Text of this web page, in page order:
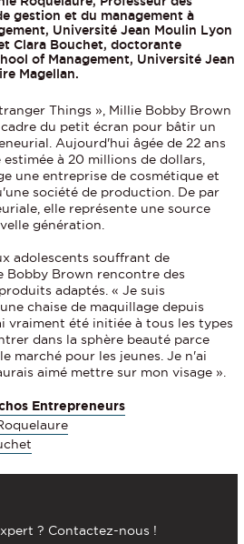
gestion et du management à
Université Jean Moulin Lyon
Clara Bouchet, doctorante
of Management, Université Jean
Magellan.
Things », Millie Bobby Brown
du petit écran pour bâtir un
Aujourd'hui âgée de 22 ans
à 20 millions de dollars,
une entreprise de cosmétique et
société de production. De par
elle représente une source
génération.
adolescents souffrant de
Bobby Brown rencontre des
adaptés. « Je suis
chaise de maquillage depuis
vraiment été initiée à tous les types
dans la sphère beauté parce
marché pour les jeunes. Je n'ai
aimé mettre sur mon visage ».
Entrepreneurs
? Contactez-nous !